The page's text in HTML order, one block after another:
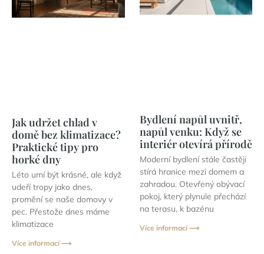
Jak udržet chlad v
domě bez klimatizace?
Praktické tipy pro
horké dny
Léto umí být krásné, ale když
udeří tropy jako dnes,
promění se naše domovy v
pec. Přestože dnes máme
klimatizace
Více informací ⟶
Bydlení napůl uvnitř,
napůl venku: Když se
interiér otevírá přírodě
Moderní bydlení stále častěji
stírá hranice mezi domem a
zahradou. Otevřený obývací
pokoj, který plynule přechází
na terasu, k bazénu
Více informací ⟶